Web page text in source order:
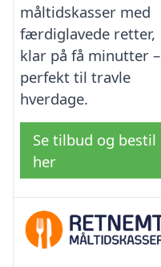
måltidskasser med
færdiglavede retter,
klar på få minutter –
perfekt til travle
hverdage.
Se tilbud og bestil
her